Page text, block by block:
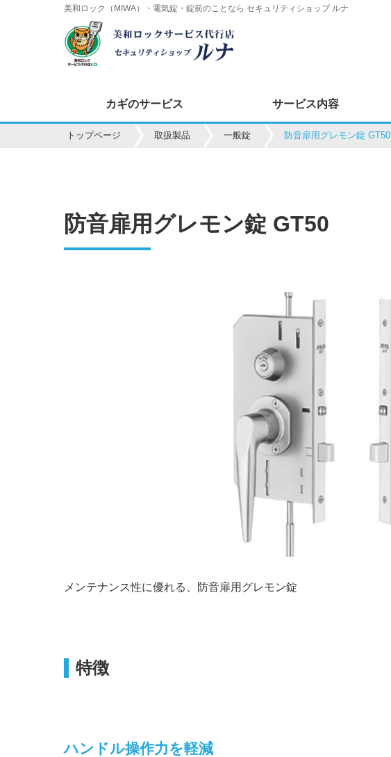
美和ロック（MIWA）・電気錠・錠前のことなら セキュリティショップ ルナ
カギのサービス サービス内容
トップページ 取扱製品 一般錠 防音扉用グレモン錠 GT50
防音扉用グレモン錠 GT50
メンテナンス性に優れる、防音扉用グレモン錠
特徴
ハンドル操作力を軽減